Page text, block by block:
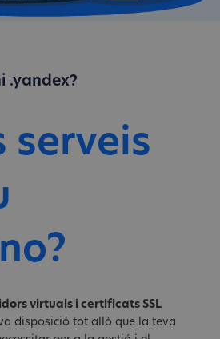
.yandex?
serveis
virtuals i certificats SSL
disposició tot allò que la teva